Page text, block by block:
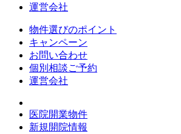
運営会社
物件選びのポイント
キャンペーン
お問い合わせ
個別相談ご予約
運営会社
医院開業物件
新規開院情報